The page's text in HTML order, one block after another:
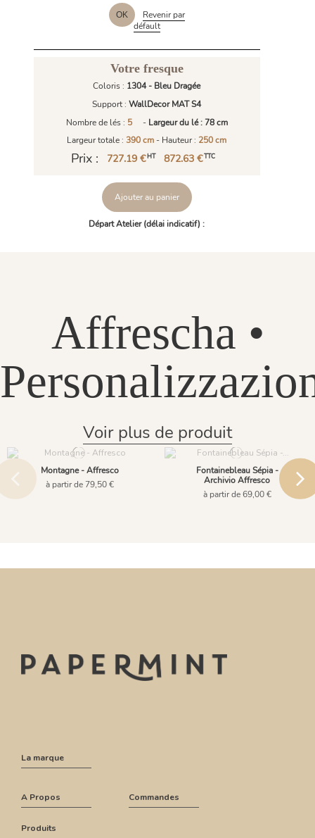
OK
Revenir par
défault
Votre fresque
Coloris : 1304 - Bleu Dragée
Support :WallDecor MAT S4
Nombre de lés : 5 - Largeur du lé : 78 cm
Largeur totale :390 cm - Hauteur : 250 cm
Prix : 727.19 €HT 872.63 €TTC
Ajouter au panier
Départ Atelier (délai indicatif) :
Affrescha •
Voir plus de produit
Montagne - Affresco
à partir de 79,50 €
Fontainebleau Sépia -
Archivio Affresco
à partir de 69,00 €
La marque
A Propos Commandes
Produits